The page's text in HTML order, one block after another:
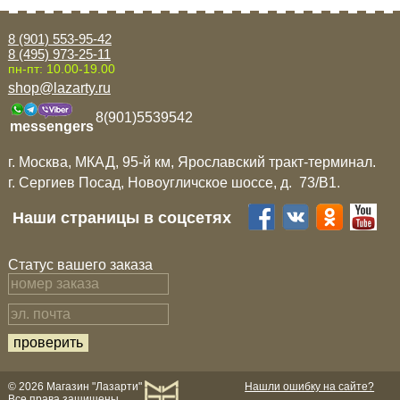
8 (901) 553-95-42
8 (495) 973-25-11
пн-пт: 10.00-19.00
shop@lazarty.ru
messengers
8(901)5539542
г. Москва, МКАД, 95-й км, Ярославский тракт-терминал.
г. Сергиев Посад, Новоугличское шоссе, д. 73/B1.
Наши страницы в соцсетях
Статус вашего заказа
Нашли ошибку на сайте?
© 2026 Магазин "Лазарти"
Opel
Renault
Suzuki
Toyota
Volkswagen
УАЗ
Дополнительные товары